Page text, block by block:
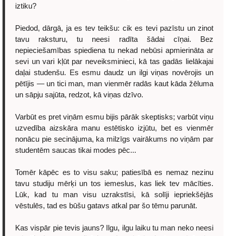
iztiku?
Piedod, dārgā, ja es tev teikšu: cik es tevi pazīstu un zinot
tavu raksturu, tu neesi radīta šādai cīņai. Bez
nepieciešamības spiediena tu nekad nebūsi apmierināta ar
sevi un vari kļūt par neveiksminieci, kā tas gadās lielākajai
daļai studenšu. Es esmu daudz un ilgi viņas novērojis un
pētījis — un tici man, man vienmēr radās kaut kāda žēluma
un sāpju sajūta, redzot, kā viņas dzīvo.
Varbūt es pret viņām esmu bijis pārāk skeptisks; varbūt viņu
uzvedība aizskāra manu estētisko izjūtu, bet es vienmēr
nonācu pie secinājuma, ka milzīgs vairākums no viņām par
studentēm saucas tikai modes pēc...
Tomēr kāpēc es to visu saku; patiesībā es nemaz nezinu
tavu studiju mērķi un tos iemeslus, kas liek tev mācīties.
Lūk, kad tu man visu uzrakstīsi, kā solīji iepriekšējās
vēstulēs, tad es būšu gatavs atkal par šo tēmu parunāt.
Kas vispār pie tevis jauns? Ilgu, ilgu laiku tu man neko neesi